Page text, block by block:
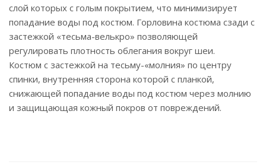
слой которых с голым покрытием, что минимизирует
попадание воды под костюм. Горловина костюма сзади с
застежкой «тесьма-велькро» позволяющей
регулировать плотность облегания вокруг шеи.
Костюм с застежкой на тесьму-«молния» по центру
спинки, внутренняя сторона которой с планкой,
снижающей попадание воды под костюм через молнию
и защищающая кожный покров от повреждений.